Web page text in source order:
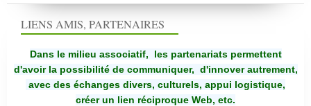
LIENS AMIS, PARTENAIRES
Dans le milieu associatif, les partenariats permettent
d'avoir la possibilité de communiquer, d'innover autrement,
avec des échanges divers, culturels, appui logistique,
créer un lien réciproque Web, etc.